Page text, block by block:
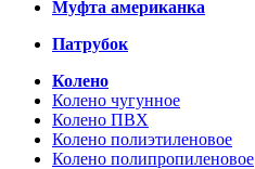
Муфта американка
Патрубок
Колено
Колено чугунное
Колено ПВХ
Колено полиэтиленовое
Колено полипропиленовое